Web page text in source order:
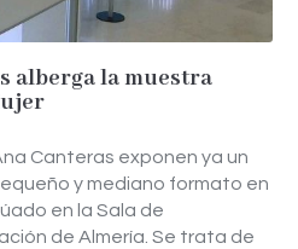
alberga la muestra
Canteras exponen ya un
y mediano formato en
en la Sala de
de Almería. Se trata de